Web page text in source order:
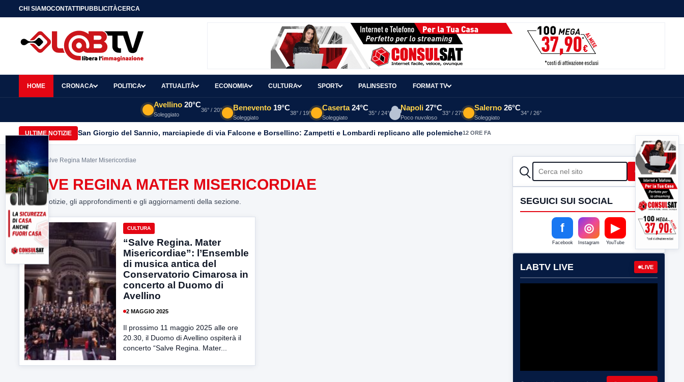
CHI SIAMOCONTATTIPUBBLICITÀCERCA
HOME CRONACA POLITICA ATTUALITÀ ECONOMIA CULTURA SPORT PALINSESTO FORMAT TV
Avellino 20°C
Soleggiato
36° / 20° Benevento 19°C
Soleggiato
38° / 19°
Caserta 24°C
Soleggiato
35° / 24°
Napoli 27°C
Poco nuvoloso
33° / 27°
Salerno 26°C
Soleggiato
34° / 26°
ULTIME NOTIZIE San Giorgio del Sannio, marciapiede di via Falcone e Borsellino: Zampetti e Lombardi replicano alle polemiche12 ORE FA
Home> Salve Regina Mater Misericordiae
SALVE REGINA MATER MISERICORDIAE
Tutte le notizie, gli approfondimenti e gli aggiornamenti della sezione.
CULTURA
“Salve Regina. Mater
Misericordiae”: l’Ensemble
di musica antica del
Conservatorio Cimarosa in
concerto al Duomo di
Avellino
2 MAGGIO 2025
Il prossimo 11 maggio 2025 alle ore
20.30, il Duomo di Avellino ospiterà il
concerto “Salve Regina. Mater...
CERCA Cerca
SEGUICI SUI SOCIAL
f
Facebook
◎
Instagram
▶
YouTube
LABTV LIVE LIVE